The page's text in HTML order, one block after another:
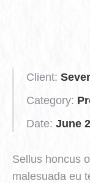
Client:
Category:
Date: June
Sellus honcus
malesuada eu